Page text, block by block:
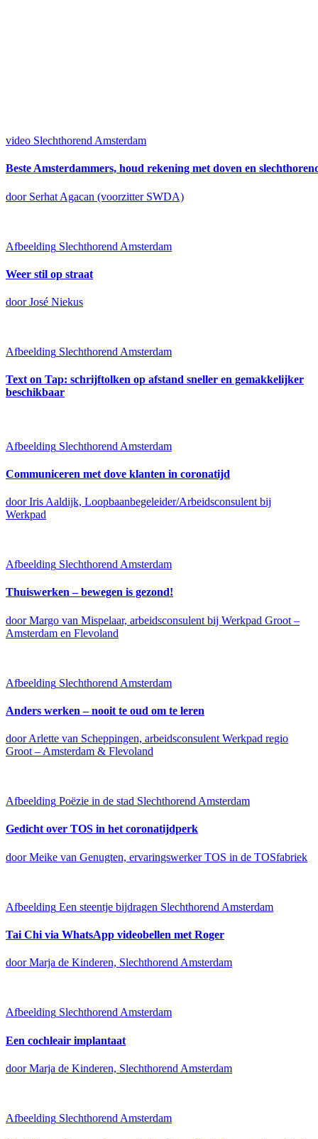
video Slechthorend Amsterdam
Beste Amsterdammers, houd rekening met doven en
door Serhat Agacan (voorzitter SWDA)
Afbeelding Slechthorend Amsterdam
Weer stil op straat
door José Niekus
Afbeelding Slechthorend Amsterdam
Text on Tap: schrijftolken op afstand sneller en gemakkelijker
beschikbaar
Afbeelding Slechthorend Amsterdam
Communiceren met dove klanten in coronatijd
door Iris Aaldijk, Loopbaanbegeleider/Arbeidsconsulent bij
Werkpad
Afbeelding Slechthorend Amsterdam
Thuiswerken – bewegen is gezond!
door Margo van Mispelaar, arbeidsconsulent bij Werkpad Groot –
Amsterdam en Flevoland
Afbeelding Slechthorend Amsterdam
Anders werken – nooit te oud om te leren
door Arlette van Scheppingen, arbeidsconsulent Werkpad regio
Groot – Amsterdam & Flevoland
Afbeelding Poëzie in de stad Slechthorend Amsterdam
Gedicht over TOS in het coronatijdperk
door Meike van Genugten, ervaringswerker TOS in de TOSfabriek
Afbeelding Een steentje bijdragen Slechthorend Amsterdam
Tai Chi via WhatsApp videobellen met Roger
door Marja de Kinderen, Slechthorend Amsterdam
Afbeelding Slechthorend Amsterdam
Een cochleair implantaat
door Marja de Kinderen, Slechthorend Amsterdam
Afbeelding Slechthorend Amsterdam